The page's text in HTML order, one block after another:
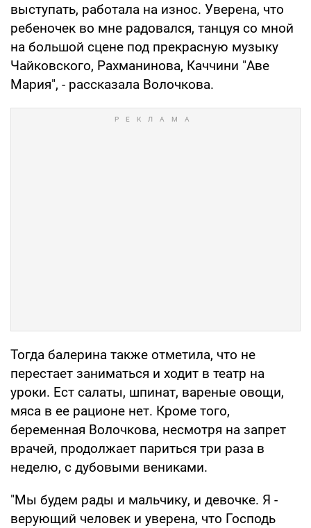
выступать, работала на износ. Уверена, что
ребеночек во мне радовался, танцуя со мной
на большой сцене под прекрасную музыку
Чайковского, Рахманинова, Каччини "Аве
Мария", - рассказала Волочкова.
Тогда балерина также отметила, что не
перестает заниматься и ходит в театр на
уроки. Ест салаты, шпинат, вареные овощи,
мяса в ее рационе нет. Кроме того,
беременная Волочкова, несмотря на запрет
врачей, продолжает париться три раза в
неделю, с дубовыми вениками.
"Мы будем рады и мальчику, и девочке. Я -
верующий человек и уверена, что Господь